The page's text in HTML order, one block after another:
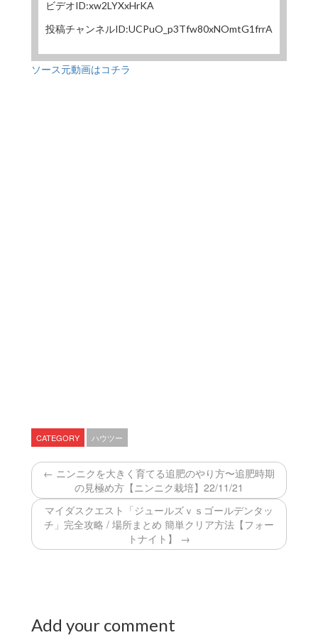
ビデオID:xw2LYXxHrKA
投稿チャンネルID:UCPuO_p3Tfw80xNOmtG1frrA
ソース元動画はコチラ
CATEGORY ハウツー
← ニンニクを大きく育てる追肥のやり方〜追肥時期
の見極め方【ニンニク栽培】22/11/21
マイダスクエスト「ジュールズｖｓゴールデンタッ
チ」完全攻略 / 場所まとめ 簡単クリア方法【フォー
トナイト】 →
Add your comment